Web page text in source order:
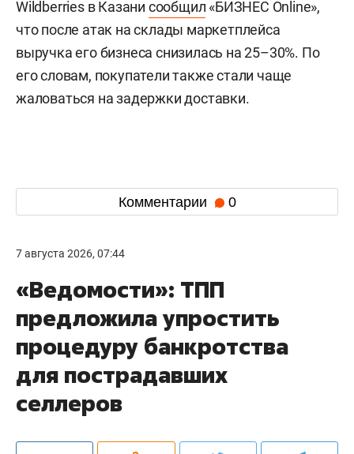
Wildberries в Казани сообщил «БИЗНЕС Online»,
что после атак на склады маркетплейса
выручка его бизнеса снизилась на 25–30%. По
его словам, покупатели также стали чаще
жаловаться на задержки доставки.
Комментарии 0
7 августа 2026, 07:44
«Ведомости»: ТПП
предложила упростить
процедуру банкротства
для пострадавших
селлеров